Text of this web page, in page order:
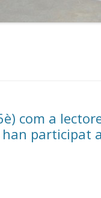
I AL·LÈRGIES
com a
participat